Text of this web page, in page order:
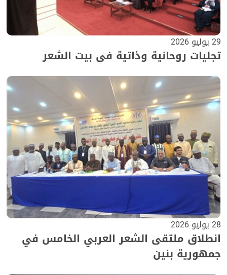
29 يوليو 2026
تجليات روحانية وذاتية في بيت الشعر
28 يوليو 2026
انطلاق ملتقى الشعر العربي الخامس في
جمهورية بنين